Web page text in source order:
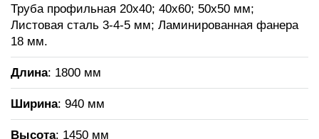
Труба профильная 20х40; 40х60; 50х50 мм;
Листовая сталь 3-4-5 мм; Ламинированная фанера
18 мм.
Длина: 1800 мм
Ширина: 940 мм
Высота: 1450 мм